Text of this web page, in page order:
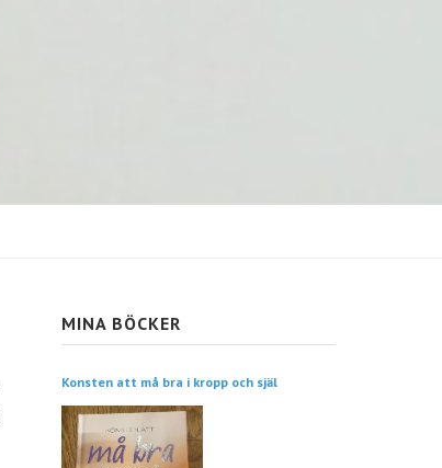
MINA BÖCKER
Konsten att må bra i kropp och själ